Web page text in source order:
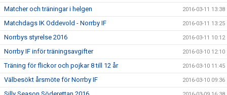
Matcher och träningar i helgen 2016-03-11 13:38
Matchdags IK Oddevold - Norrby IF 2016-03-11 13:25
Norrbys styrelse 2016 2016-03-11 10:12
Norrby IF inför träningsavgifter 2016-03-10 12:10
Träning för flickor och pojkar 8 till 12 år 2016-03-10 11:45
Välbesökt årsmöte för Norrby IF 2016-03-10 09:36